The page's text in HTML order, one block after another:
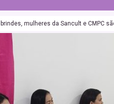
mulheres da Sancult e CMPC